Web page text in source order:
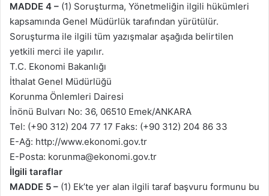
MADDE 4 – (1) Soruşturma, Yönetmeliğin ilgili hükümleri
kapsamında Genel Müdürlük tarafından yürütülür.
Soruşturma ile ilgili tüm yazışmalar aşağıda belirtilen
yetkili merci ile yapılır.
T.C. Ekonomi Bakanlığı
İthalat Genel Müdürlüğü
Korunma Önlemleri Dairesi
İnönü Bulvarı No: 36, 06510 Emek/ANKARA
Tel: (+90 312) 204 77 17 Faks: (+90 312) 204 86 33
E-Ağ: http://www.ekonomi.gov.tr
E-Posta: korunma@ekonomi.gov.tr
İlgili taraflar
MADDE 5 – (1) Ek’te yer alan ilgili taraf başvuru formunu bu